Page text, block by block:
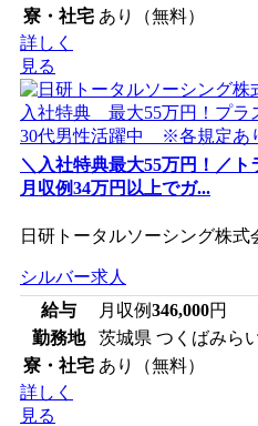
寮・社宅 あり（無料）
詳しく
見る
＼入社特典最大55万円！／ト
月収例34万円以上でガ...
日研トータルソーシング株
シルバー求人
給与
月収例346,000円
勤務地
茨城県 つくばみら
寮・社宅 あり（無料）
詳しく
見る